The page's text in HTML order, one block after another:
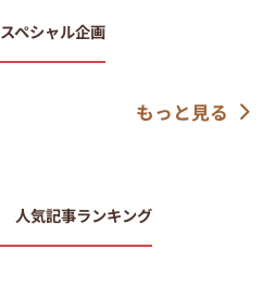
スペシャル企画
もっと見る
人気記事ランキング